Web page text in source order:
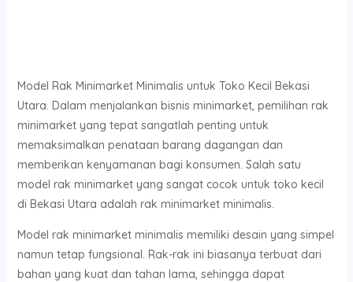
Model Rak Minimarket Minimalis untuk Toko Kecil Bekasi
Utara. Dalam menjalankan bisnis minimarket, pemilihan rak
minimarket yang tepat sangatlah penting untuk
memaksimalkan penataan barang dagangan dan
memberikan kenyamanan bagi konsumen. Salah satu
model rak minimarket yang sangat cocok untuk toko kecil
di Bekasi Utara adalah rak minimarket minimalis.
Model rak minimarket minimalis memiliki desain yang simpel
namun tetap fungsional. Rak-rak ini biasanya terbuat dari
bahan yang kuat dan tahan lama, sehingga dapat